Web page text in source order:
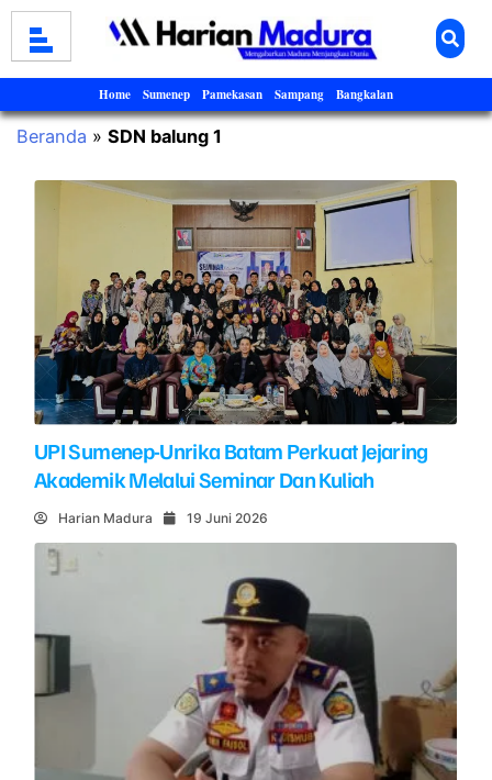
Home Sumenep Pamekasan Sampang Bangkalan
Beranda » SDN balung 1
UPI Sumenep-Unrika Batam Perkuat Jejaring
Akademik Melalui Seminar Dan Kuliah
Harian Madura 19 Juni 2026